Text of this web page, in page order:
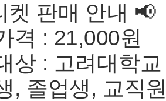
켓 판매 안내 📢
격 : 21,000원
상 : 고려대학
, 졸업생, 교직